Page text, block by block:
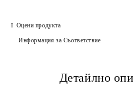
Оцени продукта
Информация за Съответствие
Детайлно